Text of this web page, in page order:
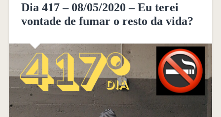
Dia 417 – 08/05/2020 – Eu terei
vontade de fumar o resto da vida?